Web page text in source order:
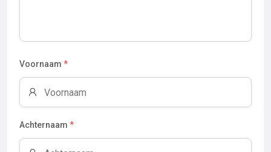
Voornaam *
Achternaam *